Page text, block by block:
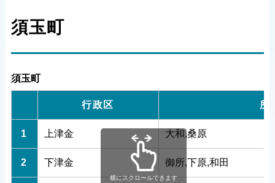
須玉町
須玉町
行政区 所
1 上津金 大和,桑原
2 下津金 御所,下原,和田
横にスクロールできます